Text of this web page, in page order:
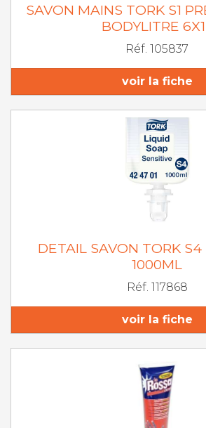
SAVON MAINS TORK S1
BODYLITRE
Réf. 105837
voir la fiche
DETAIL SAVON TORK S4
1000ML
Réf. 117868
voir la fiche